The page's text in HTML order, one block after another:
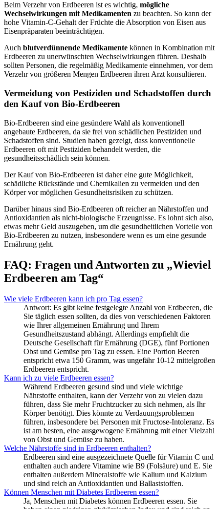
Beim Verzehr von Erdbeeren ist es wichtig, mögliche
Wechselwirkungen mit Medikamenten zu beachten. So kann der
hohe Vitamin-C-Gehalt der Früchte die Absorption von Eisen aus
Eisenpräparaten beeinträchtigen.
Auch blutverdünnende Medikamente können in Kombination mit
Erdbeeren zu unerwünschten Wechselwirkungen führen. Deshalb
sollten Personen, die regelmäßig Medikamente einnehmen, vor dem
Verzehr von größeren Mengen Erdbeeren ihren Arzt konsultieren.
Vermeidung von Pestiziden und Schadstoffen durch
den Kauf von Bio-Erdbeeren
Bio-Erdbeeren sind eine gesündere Wahl als konventionell
angebaute Erdbeeren, da sie frei von schädlichen Pestiziden und
Schadstoffen sind. Studien haben gezeigt, dass konventionelle
Erdbeeren oft mit Pestiziden behandelt werden, die
gesundheitsschädlich sein können.
Der Kauf von Bio-Erdbeeren ist daher eine gute Möglichkeit,
schädliche Rückstände und Chemikalien zu vermeiden und den
Körper vor möglichen Gesundheitsrisiken zu schützen.
Darüber hinaus sind Bio-Erdbeeren oft reicher an Nährstoffen und
Antioxidantien als nicht-biologische Erzeugnisse. Es lohnt sich also,
etwas mehr Geld auszugeben, um die gesundheitlichen Vorteile von
Bio-Erdbeeren zu nutzen, insbesondere wenn es um eine gesunde
Ernährung geht.
FAQ: Fragen und Antworten zu „Wieviel
Erdbeeren am Tag“
Wie viele Erdbeeren kann ich pro Tag essen?
Antwort: Es gibt keine festgelegte Anzahl von Erdbeeren, die
Sie täglich essen sollten, da dies von verschiedenen Faktoren
wie Ihrer allgemeinen Ernährung und Ihrem
Gesundheitszustand abhängt. Allerdings empfiehlt die
Deutsche Gesellschaft für Ernährung (DGE), fünf Portionen
Obst und Gemüse pro Tag zu essen. Eine Portion Beeren
entspricht etwa 150 Gramm, was ungefähr 10-12 mittelgroßen
Erdbeeren entspricht.
Kann ich zu viele Erdbeeren essen?
Während Erdbeeren gesund sind und viele wichtige
Nährstoffe enthalten, kann der Verzehr von zu vielen dazu
führen, dass Sie mehr Fruchtzucker zu sich nehmen, als Ihr
Körper benötigt. Dies könnte zu Verdauungsproblemen
führen, insbesondere bei Personen mit Fructose-Intoleranz. Es
ist am besten, eine ausgewogene Ernährung mit einer Vielzahl
von Obst und Gemüse zu haben.
Welche Nährstoffe sind in Erdbeeren enthalten?
Erdbeeren sind eine ausgezeichnete Quelle für Vitamin C und
enthalten auch andere Vitamine wie B9 (Folsäure) und E. Sie
enthalten außerdem Mineralstoffe wie Kalium und Kalzium
und sind reich an Antioxidantien und Ballaststoffen.
Können Menschen mit Diabetes Erdbeeren essen?
Ja, Menschen mit Diabetes können Erdbeeren essen. Sie